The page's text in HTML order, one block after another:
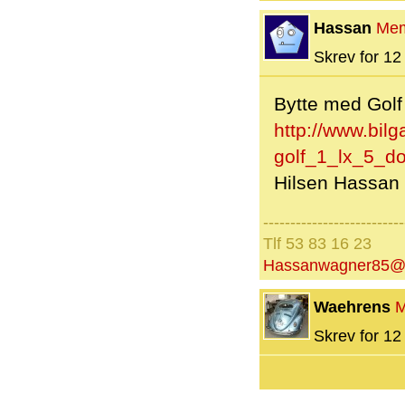
Hassan
Skrev for
Bytte med
http://
Hilsen Hassan
Tlf 53 83 16 23
Waehrens
Skrev for